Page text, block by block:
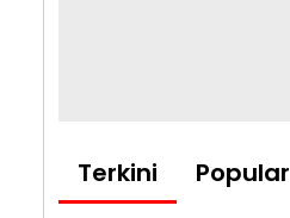
Terkini Popular